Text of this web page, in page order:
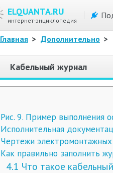
ELQUANTA.RU
интернет-энциклопедия
Главная > Дополнительно >
Кабельный журнал
Рис. 9. Пример выполнения
Исполнительная
Чертежи
Как правильно заполнить
4.1 Что такое